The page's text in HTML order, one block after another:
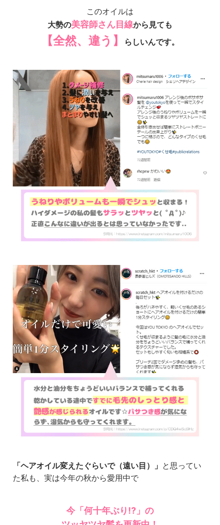
このオイルは
大勢の美容師さん目線から見ても
【全然、違う】 らしいんです。
「ヘアオイル変えたぐらいで（遠い目）」 と思ってい
た私も、実は今年の秋から愛用中で
今「何十年ぶり!?」の